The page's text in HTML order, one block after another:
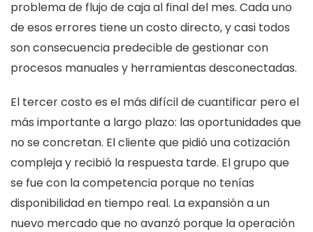
problema de flujo de caja al final del mes. Cada uno
de esos errores tiene un costo directo, y casi todos
son consecuencia predecible de gestionar con
procesos manuales y herramientas desconectadas.
El tercer costo es el más difícil de cuantificar pero el
más importante a largo plazo: las oportunidades que
no se concretan. El cliente que pidió una cotización
compleja y recibió la respuesta tarde. El grupo que
se fue con la competencia porque no tenías
disponibilidad en tiempo real. La expansión a un
nuevo mercado que no avanzó porque la operación